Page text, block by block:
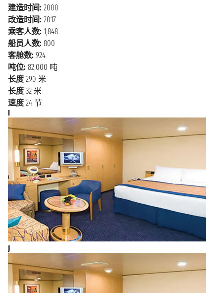
塑造了这座城市的结构。老城区可以追溯到 13 世纪 ，
它被五条同心圆式的运河，即运河带（Grachtengordel）
环绕着，这些运河建于17世纪，它们 是城市扩建项目的
一部分，是为了建造一个独特且优雅的城市环境。沿河
有很多极具当地特色的 小酒馆，在那里您可以畅饮啤
酒，还能充分感受到当地人的热情。 除此之外，这座
城市的商人建造了很多有特色的、色彩鲜艳、装饰优美
的带着斜坡屋顶的建筑， 这些建筑倒映在如诗如画的
橄榄绿色的运河水中。
建造时间: 2000
改造时间: 2017
乘客人数: 1,848
船员人数: 800
客舱数: 924
吨位: 82,000 吨
长度 290 米
长度 32 米
速度 24 节
I
J